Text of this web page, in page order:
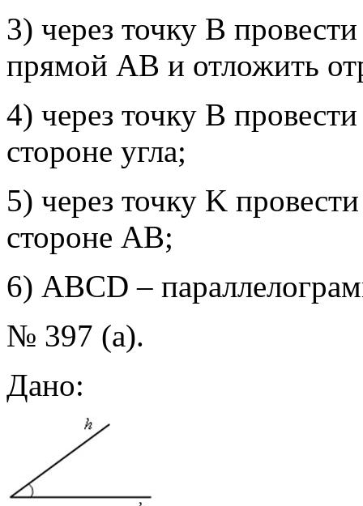
3) через точку В
прямой АВ и отложить
4) через точку В
стороне угла;
5) через точку K
стороне АВ;
6) АВСD –
№ 397 (а).
Дано: